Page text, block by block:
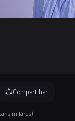
Compartilhar
similares):